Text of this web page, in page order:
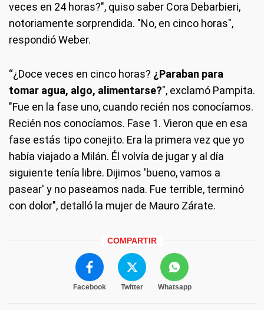
veces en 24 horas?", quiso saber Cora Debarbieri,
notoriamente sorprendida. "No, en cinco horas",
respondió Weber.
“¿Doce veces en cinco horas? ¿Paraban para
tomar agua, algo, alimentarse?", exclamó Pampita.
"Fue en la fase uno, cuando recién nos conocíamos.
Recién nos conocíamos. Fase 1. Vieron que en esa
fase estás tipo conejito. Era la primera vez que yo
había viajado a Milán. Él volvía de jugar y al día
siguiente tenía libre. Dijimos 'bueno, vamos a
pasear' y no paseamos nada. Fue terrible, terminó
con dolor", detalló la mujer de Mauro Zárate.
COMPARTIR
Facebook Twitter Whatsapp